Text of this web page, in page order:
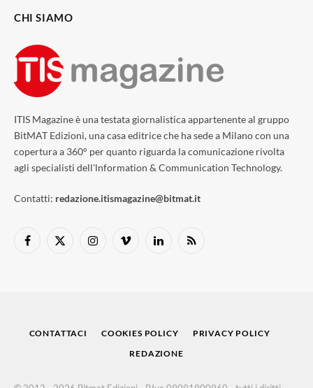
CHI SIAMO
ITIS Magazine è una testata giornalistica appartenente al gruppo
BitMAT Edizioni, una casa editrice che ha sede a Milano con una
copertura a 360° per quanto riguarda la comunicazione rivolta
agli specialisti dell'lnformation & Communication Technology.
Contatti: redazione.itismagazine@bitmat.it
Facebook
X
InstagramVimeo LinkedInRSS
CONTATTACI COOKIES POLICY
PRIVACY POLICY
REDAZIONE